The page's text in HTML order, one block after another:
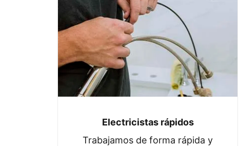
Electricistas rápidos
Trabajamos de forma rápida y